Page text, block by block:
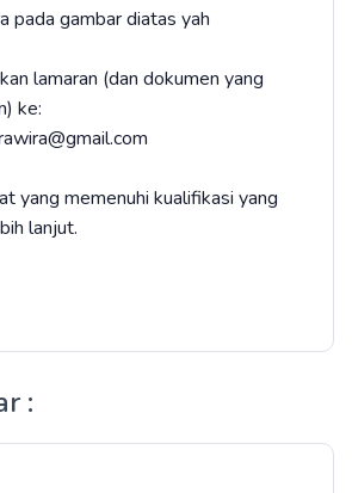
pada gambar diatas yah
lamaran (dan dokumen yang
ke:
yang memenuhi kualifikasi yang
lanjut.
: